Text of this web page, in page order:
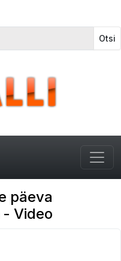
Otsi
päeva
Video